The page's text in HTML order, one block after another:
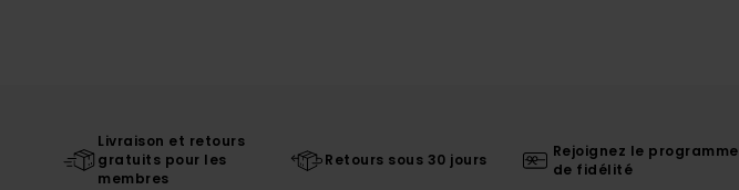
Livraison et retours
gratuits pour les
membres
Retours sous 30 jours
Rejoignez le programme
de fidélité